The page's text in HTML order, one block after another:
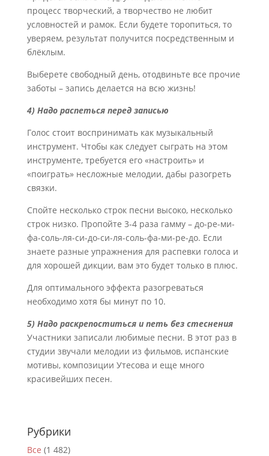
процесс творческий, а творчество не любит
условностей и рамок. Если будете торопиться, то
уверяем, результат получится посредственным и
блёклым.
Выберете свободный день, отодвиньте все прочие
заботы – запись делается на всю жизнь!
4) Надо распеться перед записью
Голос стоит воспринимать как музыкальный
инструмент. Чтобы как следует сыграть на этом
инструменте, требуется его «настроить» и
«поиграть» несложные мелодии, дабы разогреть
связки.
Спойте несколько строк песни высоко, несколько
строк низко. Пропойте 3-4 раза гамму – до-ре-ми-
фа-соль-ля-си-до-си-ля-соль-фа-ми-ре-до. Если
знаете разные упражнения для распевки голоса и
для хорошей дикции, вам это будет только в плюс.
Для оптимального эффекта разогреваться
необходимо хотя бы минут по 10.
5) Надо раскрепоститься и петь без стеснения
Участники записали любимые песни. В этот раз в
студии звучали мелодии из фильмов, испанские
мотивы, композиции Утесова и еще много
красивейших песен.
Рубрики
Все (1 482)